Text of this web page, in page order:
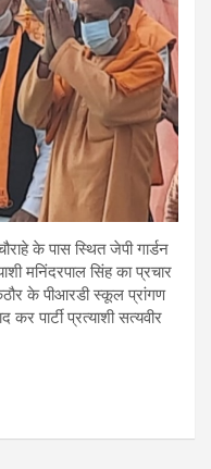
के पास स्थित जेपी गार्डन
मनिंदरपाल सिंह का प्रचार
के पीआरडी स्कूल प्रांगण
पार्टी प्रत्याशी सत्यवीर